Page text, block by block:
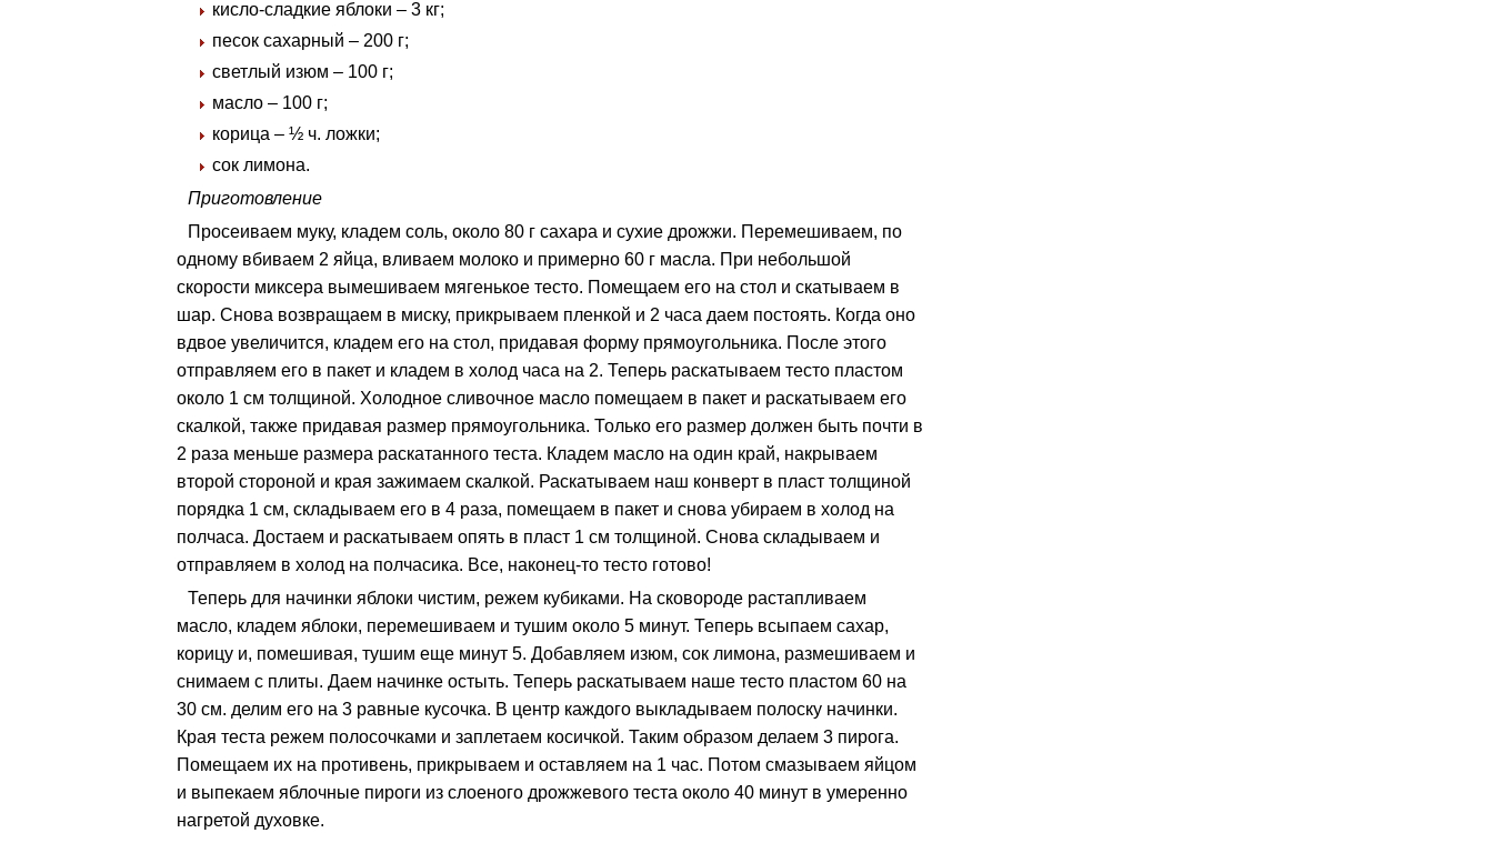
кисло-сладкие яблоки – 3 кг;
песок сахарный – 200 г;
светлый изюм – 100 г;
масло – 100 г;
корица – ½ ч. ложки;
сок лимона.
Приготовление
Просеиваем муку, кладем соль, около 80 г сахара и сухие дрожжи. Перемешиваем, по
одному вбиваем 2 яйца, вливаем молоко и примерно 60 г масла. При небольшой
скорости миксера вымешиваем мягенькое тесто. Помещаем его на стол и скатываем в
шар. Снова возвращаем в миску, прикрываем пленкой и 2 часа даем постоять. Когда оно
вдвое увеличится, кладем его на стол, придавая форму прямоугольника. После этого
отправляем его в пакет и кладем в холод часа на 2. Теперь раскатываем тесто пластом
около 1 см толщиной. Холодное сливочное масло помещаем в пакет и раскатываем его
скалкой, также придавая размер прямоугольника. Только его размер должен быть почти в
2 раза меньше размера раскатанного теста. Кладем масло на один край, накрываем
второй стороной и края зажимаем скалкой. Раскатываем наш конверт в пласт толщиной
порядка 1 см, складываем его в 4 раза, помещаем в пакет и снова убираем в холод на
полчаса. Достаем и раскатываем опять в пласт 1 см толщиной. Снова складываем и
отправляем в холод на полчасика. Все, наконец-то тесто готово!
Теперь для начинки яблоки чистим, режем кубиками. На сковороде растапливаем
масло, кладем яблоки, перемешиваем и тушим около 5 минут. Теперь всыпаем сахар,
корицу и, помешивая, тушим еще минут 5. Добавляем изюм, сок лимона, размешиваем и
снимаем с плиты. Даем начинке остыть. Теперь раскатываем наше тесто пластом 60 на
30 см. делим его на 3 равные кусочка. В центр каждого выкладываем полоску начинки.
Края теста режем полосочками и заплетаем косичкой. Таким образом делаем 3 пирога.
Помещаем их на противень, прикрываем и оставляем на 1 час. Потом смазываем яйцом
и выпекаем яблочные пироги из слоеного дрожжевого теста около 40 минут в умеренно
нагретой духовке.